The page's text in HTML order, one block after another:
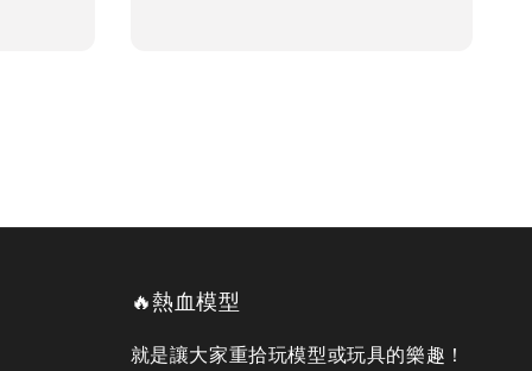
🔥熱血模型
就是讓大家重拾玩模型或玩具的樂趣！